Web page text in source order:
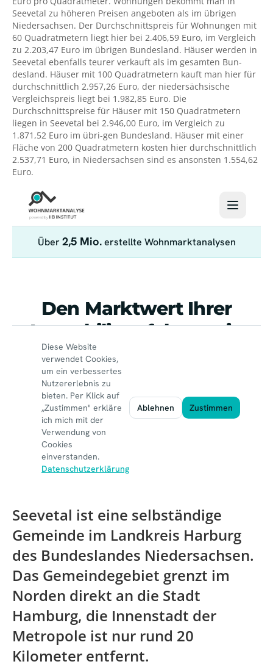
Seevetal zu höheren Preisen angeboten als im übrigen
Niedersachsen. Der Durchschnittspreis für Wohnungen mit
60 Quadratmetern liegt hier bei 2.406,59 Euro, im Vergleich
zu 2.203,47 Euro im übrigen Bundesland. Häuser werden in
Seevetal ebenfalls teurer verkauft als im gesamten Bun-
desland. Häuser mit 100 Quadratmetern kauft man hier für
durchschnittlich 2.957,26 Euro, der niedersächsische
Vergleichspreis liegt bei 1.982,85 Euro. Die
Durchschnittspreise für Häuser mit 150 Quadratmetern
liegen in Seevetal bei 2.946,00 Euro, im Vergleich zu
1.871,52 Euro im übri-gen Bundesland. Häuser mit einer
Fläche von 200 Quadratmetern kosten hier durchschnittlich
2.537,71 Euro, in Niedersachsen sind es ansonsten 1.554,62
Euro.
Seevetal ist eine selbständige
Gemeinde im Landkreis Harburg
des Bundeslandes Niedersachsen.
Das Gemeindegebiet grenzt im
Norden direkt an die Stadt
Hamburg, die Innenstadt der
Metropole ist nur rund 20
Kilometer entfernt.